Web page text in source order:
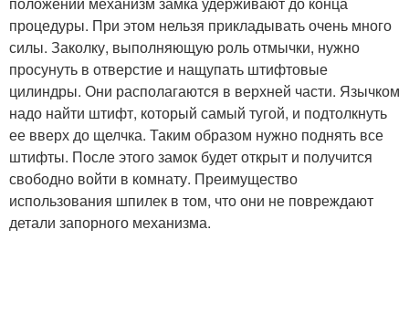
процедуры. При этом нельзя прикладывать очень много
силы. Заколку, выполняющую роль отмычки, нужно
просунуть в отверстие и нащупать штифтовые
цилиндры. Они располагаются в верхней части. Язычком
надо найти штифт, который самый тугой, и подтолкнуть
ее вверх до щелчка. Таким образом нужно поднять все
штифты. После этого замок будет открыт и получится
свободно войти в комнату. Преимущество
использования шпилек в том, что они не повреждают
детали запорного механизма.